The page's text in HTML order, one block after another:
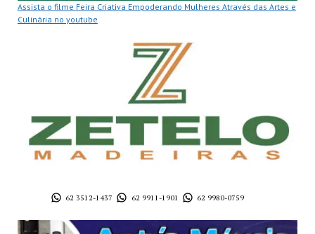
Assista o filme Feira Criativa Empoderando Mulheres Através das Artes e
Culinária no youtube
62 3512-1437 62 9911-1901 62 9980-0759